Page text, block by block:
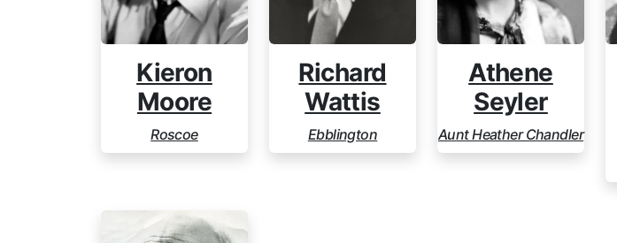
Kieron
Moore
Roscoe
Richard
Wattis
Ebblington
Athene
Seyler
Aunt Heather Chandler